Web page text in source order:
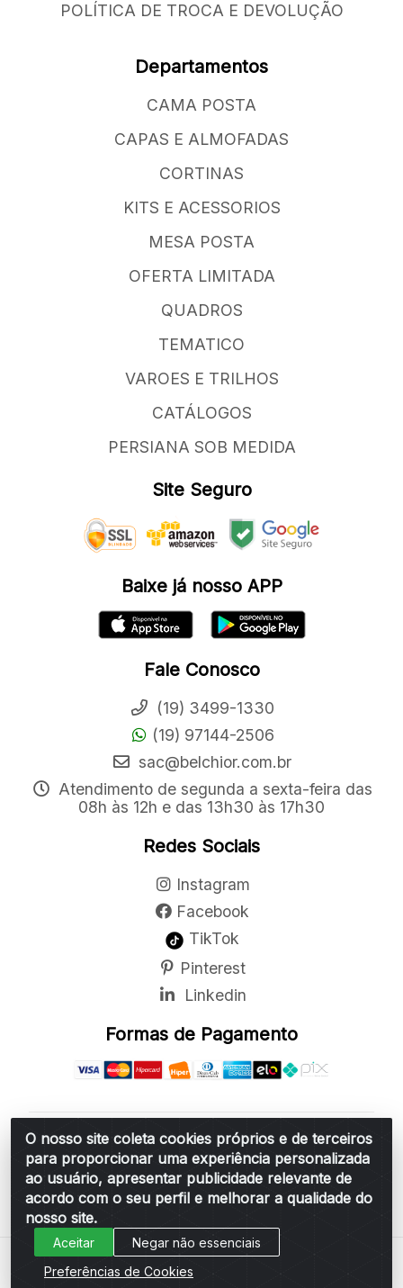
O nosso site coleta cookies próprios e de terceiros
para proporcionar uma experiência personalizada
ao usuário, apresentar publicidade relevante de
acordo com o seu perfil e melhorar a qualidade do
nosso site.
Aceitar
Negar não essenciais
Preferências de Cookies
POLÍTICA DE TROCA E DEVOLUÇÃO
Departamentos
CAMA POSTA
CAPAS E ALMOFADAS
CORTINAS
KITS E ACESSORIOS
MESA POSTA
OFERTA LIMITADA
QUADROS
TEMATICO
VAROES E TRILHOS
CATÁLOGOS
PERSIANA SOB MEDIDA
Site Seguro
Baixe já nosso APP
Fale Conosco
(19) 3499-1330
(19) 97144-2506
sac@belchior.com.br
Atendimento de segunda a sexta-feira das
08h às 12h e das 13h30 às 17h30
Redes Sociais
Instagram
Facebook
TikTok
Pinterest
Linkedin
Formas de Pagamento
Belchior Cortinas e Acessórios LTDA - R: Rua
Vereador Sérgio Leopoldino Alves, 876 - Santa
Bárbara d'Oeste/SP - CEP 13.456-166 - CNPJ
06.314.073/0001-34